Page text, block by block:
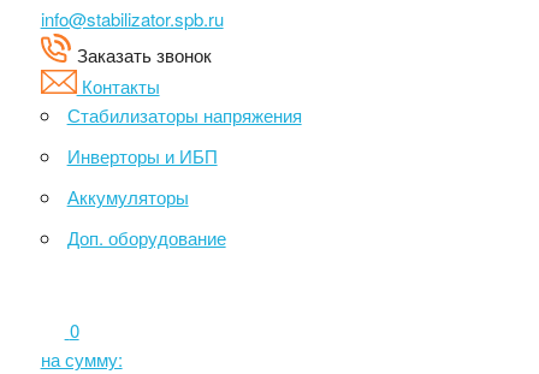
info@stabilizator.spb.ru
Заказать звонок
Контакты
Стабилизаторы напряжения
Инверторы и ИБП
Аккумуляторы
Доп. оборудование
0
на сумму: